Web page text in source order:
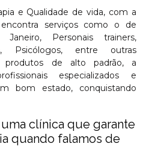
e Qualidade de vida, com a
serviços como o de
Personais trainers,
Psicólogos, entre outras
produtos de alto padrão, a
especializados e
bom estado, conquistando
clínica que garante
quando falamos de